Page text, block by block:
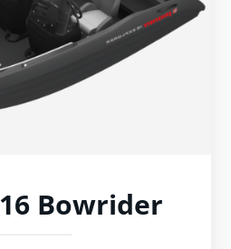
16 Bowrider